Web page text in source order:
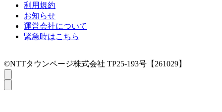
利用規約
お知らせ
運営会社について
緊急時はこちら
©NTTタウンページ株式会社 TP25-193号【261029】